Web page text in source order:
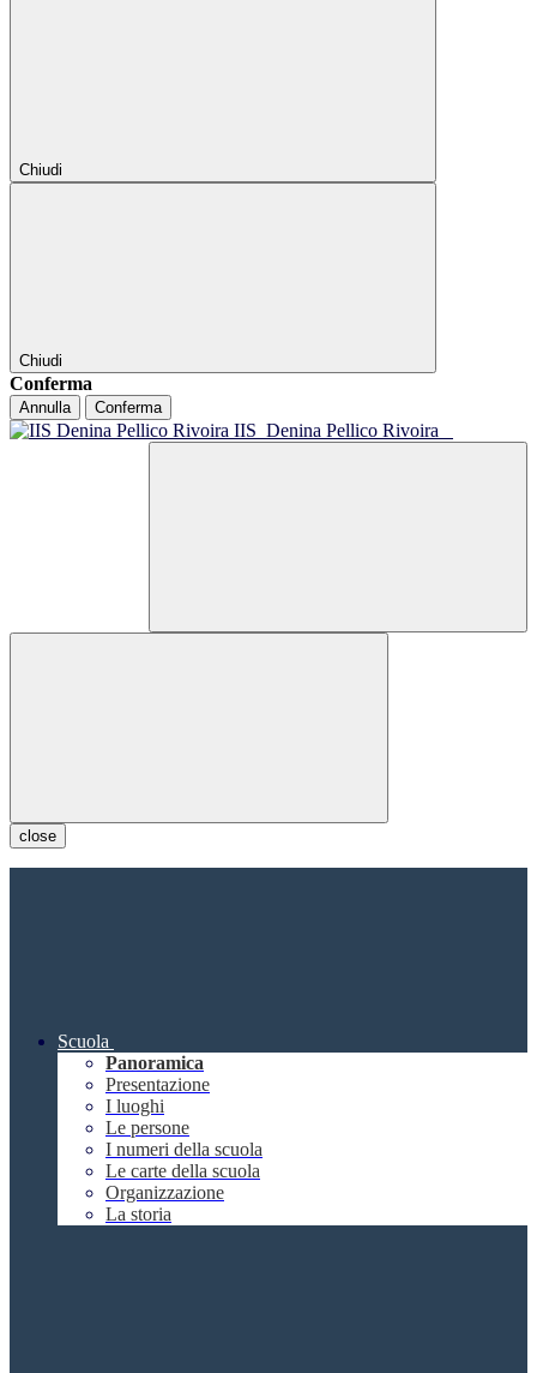
Chiudi
Chiudi
Conferma
Annulla Conferma
IIS Denina Pellico Rivoira
close
Scuola
Panoramica
Presentazione
I luoghi
Le persone
I numeri della scuola
Le carte della scuola
Organizzazione
La storia